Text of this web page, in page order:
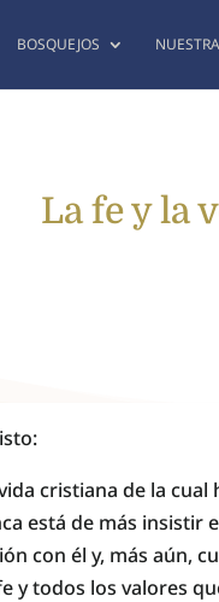
BOSQUEJOS
La fe y la
cristiana de la cual
está de más insistir
con él y, más aún,
y todos los valores